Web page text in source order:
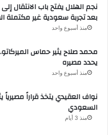
نجم الهلال يفتح باب الانتقال
بعد تجربة سعودية غير مكتملة
منذ أسبوع واحد
محمد صلاح يثير حماس
يحدد مصيره
منذ أسبوع واحد
نواف العقيدي يتخذ قراراً مصيرياً
السعودي
منذ 3 أيام